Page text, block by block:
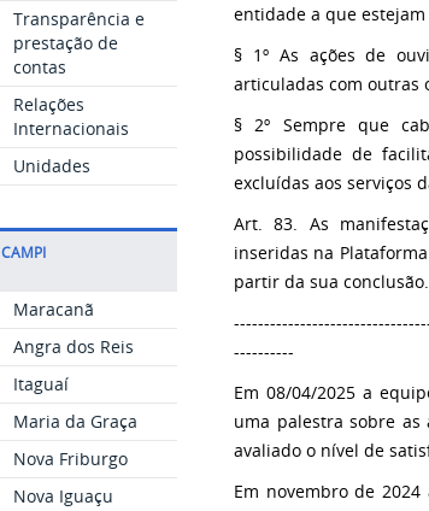
Transparência e
prestação de
contas
Relações
Internacionais
Unidades
CAMPI
Maracanã
Angra dos Reis
Itaguaí
Maria da Graça
Nova Friburgo
Nova Iguaçu
entidade a que
§ 1º As ações de
articuladas com outras
§ 2º Sempre que
possibilidade de
excluídas aos serviços
Art. 83. As
inseridas na
partir da sua conclusão.
----------
Em 08/04/2025 a
uma palestra sobre as
avaliado o nível de
Em novembro de